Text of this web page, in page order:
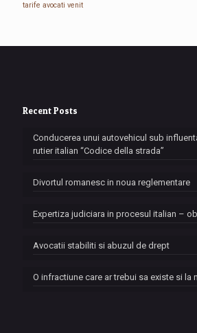
tarife avocati venit
Recent Posts
Conducerea unui autovehicul sub
rutier italian “Codice della strada”
Divortul romanesc in noua reglementare
Expertiza judiciara in procesul italian –
Avocatii stabiliti si abuzul de drept
O infractiune care ar trebui sa existe si la